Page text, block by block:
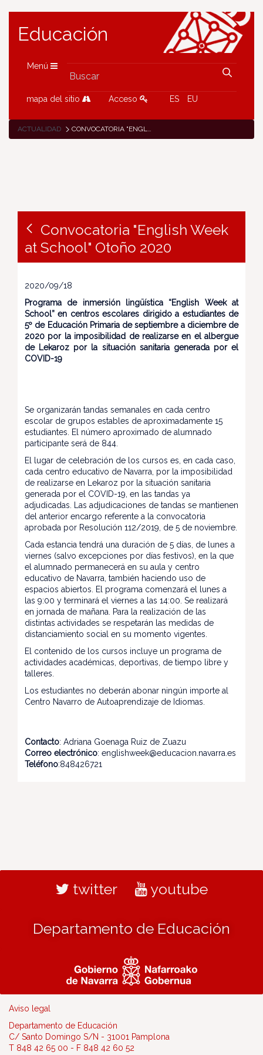
Educación
Menú
mapa del sitio Acceso ES EU
ACTUALIDAD CONVOCATORIA "ENGLISH WEEK AT SCHOOL" OTOÑO 2020
Convocatoria "English Week
at School" Otoño 2020
2020/09/18
Programa de inmersión lingüística “English Week at
School” en centros escolares dirigido a estudiantes de
5º de Educación Primaria de septiembre a diciembre de
2020 por la imposibilidad de realizarse en el albergue
de Lekaroz por la situación sanitaria generada por el
COVID-19
Se organizarán tandas semanales en cada centro
escolar de grupos estables de aproximadamente 15
estudiantes. El número aproximado de alumnado
participante será de 844.
El lugar de celebración de los cursos es, en cada caso,
cada centro educativo de Navarra, por la imposibilidad
de realizarse en Lekaroz por la situación sanitaria
generada por el COVID-19, en las tandas ya
adjudicadas. Las adjudicaciones de tandas se mantienen
del anterior encargo referente a la convocatoria
aprobada por Resolución 112/2019, de 5 de noviembre.
Cada estancia tendrá una duración de 5 días, de lunes a
viernes (salvo excepciones por días festivos), en la que
el alumnado permanecerá en su aula y centro
educativo de Navarra, también haciendo uso de
espacios abiertos. El programa comenzará el lunes a
las 9:00 y terminará el viernes a las 14:00. Se realizará
en jornada de mañana. Para la realización de las
distintas actividades se respetarán las medidas de
distanciamiento social en su momento vigentes.
El contenido de los cursos incluye un programa de
actividades académicas, deportivas, de tiempo libre y
talleres.
Los estudiantes no deberán abonar ningún importe al
Centro Navarro de Autoaprendizaje de Idiomas.
Contacto: Adriana Goenaga Ruiz de Zuazu
Correo electrónico: englishweek@educacion.navarra.es
Teléfono:848426721
twitter youtube
Departamento de Educación
Aviso legal
Departamento de Educación
C/ Santo Domingo S/N - 31001 Pamplona
T 848 42 65 00 - F 848 42 60 52